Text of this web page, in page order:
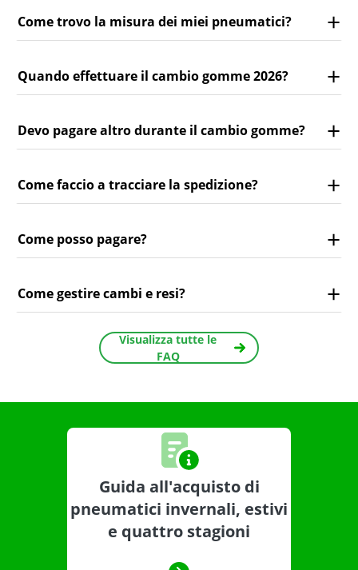
Come trovo la misura dei miei pneumatici?
Quando effettuare il cambio gomme 2026?
Devo pagare altro durante il cambio gomme?
Come faccio a tracciare la spedizione?
Come posso pagare?
Come gestire cambi e resi?
Visualizza tutte le
FAQ
Guida all'acquisto di
pneumatici invernali, estivi
e quattro stagioni